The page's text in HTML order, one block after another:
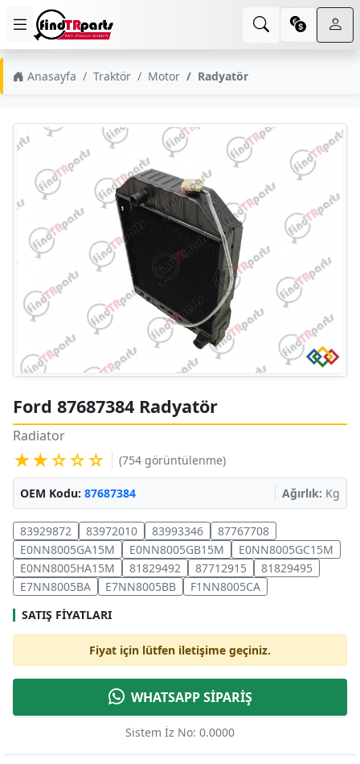
Anasayfa Traktör Motor Radyatör
Ford 87687384 Radyatör
Radiator
★★☆☆☆ (754 görüntülenme)
OEM Kodu: 87687384 Ağırlık: Kg
83929872 83972010 83993346
87767708
E0NN8005GA15M
E0NN8005GB15M
E0NN8005GC15M
E0NN8005HA15M
81829492 87712915
81829495
E7NN8005BA
E7NN8005BB
F1NN8005CA
SATIŞ FIYATLARI
Fiyat için lütfen iletişime geçiniz.
WHATSAPP SİPARİŞ
Sistem İz No: 0.0000